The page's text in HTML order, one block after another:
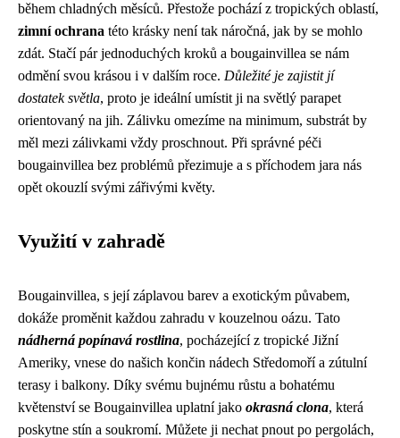
během chladných měsíců. Přestože pochází z tropických oblastí,
zimní ochrana této krásky není tak náročná, jak by se mohlo
zdát. Stačí pár jednoduchých kroků a bougainvillea se nám
odmění svou krásou i v dalším roce. Důležité je zajistit jí
dostatek světla, proto je ideální umístit ji na světlý parapet
orientovaný na jih. Zálivku omezíme na minimum, substrát by
měl mezi zálivkami vždy proschnout. Při správné péči
bougainvillea bez problémů přezimuje a s příchodem jara nás
opět okouzlí svými zářivými květy.
Využití v zahradě
Bougainvillea, s její záplavou barev a exotickým půvabem,
dokáže proměnit každou zahradu v kouzelnou oázu. Tato
nádherná popínavá rostlina, pocházející z tropické Jižní
Ameriky, vnese do našich končin nádech Středomoří a zútulní
terasy i balkony. Díky svému bujnému růstu a bohatému
květenství se Bougainvillea uplatní jako okrasná clona, která
poskytne stín a soukromí. Můžete ji nechat pnout po pergolách,